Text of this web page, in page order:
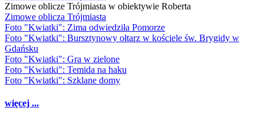
Zimowe oblicze Trójmiasta w obiektywie Roberta
Zimowe oblicza Trójmiasta
Foto "Kwiatki": Zima odwiedziła Pomorze
Foto "Kwiatki": Bursztynowy ołtarz w kościele św. Brygidy w
Gdańsku
Foto "Kwiatki": Gra w zielone
Foto "Kwiatki": Temida na haku
Foto "Kwiatki": Szklane domy
więcej ...